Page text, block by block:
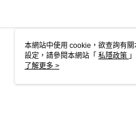
本網站中使用 cookie，欲查詢有
設定，請參閱本網站「 私隱政策
用 cookie。
了解更多 >